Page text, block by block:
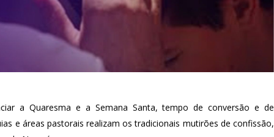
a Quaresma e a Semana Santa, tempo de conversão e de
e áreas pastorais realizam os tradicionais mutirões de confissão,